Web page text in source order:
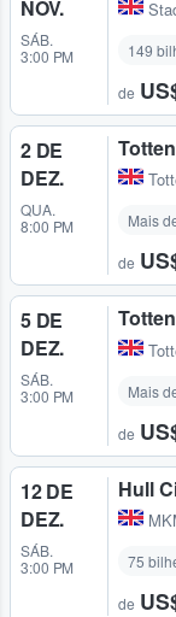
NOV.
SÁB.
3:00 PM
149
de
2 DE
DEZ.
QUA.
8:00 PM
Mais
de
5 DE
DEZ.
SÁB.
3:00 PM
Mais
de
12 DE
DEZ.
SÁB.
3:00 PM
Hull
75
de